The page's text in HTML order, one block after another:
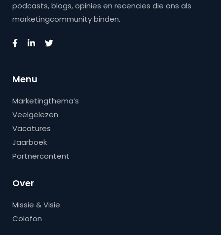
podcasts, blogs, opinies en recencies die ons als
marketingcommunity binden.
Menu
Marketingthema’s
Veelgelezen
Vacatures
Jaarboek
Partnercontent
Over
Missie & Visie
Colofon